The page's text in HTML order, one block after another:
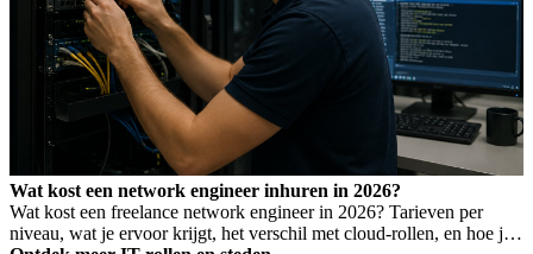
Wat kost een network engineer inhuren in 2026?
Wat kost een freelance network engineer in 2026? Tarieven per
niveau, wat je ervoor krijgt, het verschil met cloud-rollen, en hoe je